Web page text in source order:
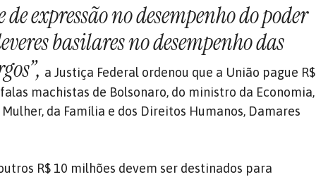
expressão no desempenho do poder
basilares no desempenho das
a Justiça Federal ordenou que a União pague R$
machistas de Bolsonaro, do ministro da Economia,
da Família e dos Direitos Humanos, Damares
R$ 10 milhões devem ser destinados para